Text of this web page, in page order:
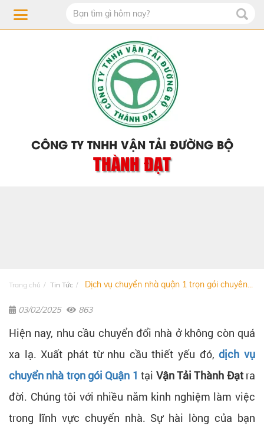
CÔNG TY TNHH VẬN TẢI ĐƯỜNG BỘ
THÀNH ĐẠT
Trang chủ Tin Tức Dịch vụ chuyển nhà quận 1 trọn gói chuyên...
03/02/2025 863
Hiện nay, nhu cầu chuyển đổi nhà ở không còn quá
xa lạ. Xuất phát từ nhu cầu thiết yếu đó,dịch vụ
chuyển nhà trọn gói Quận 1 tại Vận Tải Thành Đạtra
đời. Chúng tôi với nhiều năm kinh nghiệm làm việc
trong lĩnh vực chuyển nhà. Sự hài lòng của bạn